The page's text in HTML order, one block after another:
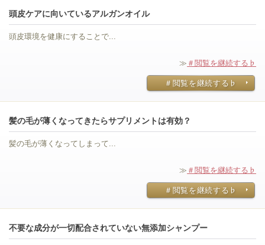
頭皮ケアに向いているアルガンオイル
頭皮環境を健康にすることで...
≫ ＃閲覧を継続する♭
＃閲覧を継続する♭
髪の毛が薄くなってきたらサプリメントは有効？
髪の毛が薄くなってしまって...
≫ ＃閲覧を継続する♭
＃閲覧を継続する♭
不要な成分が一切配合されていない無添加シャンプー